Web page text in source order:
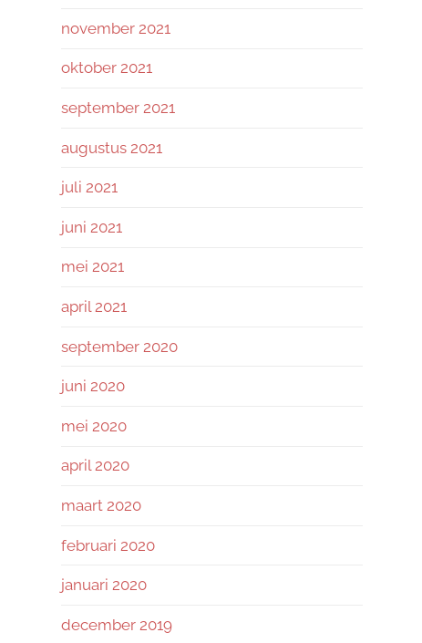
november 2021
oktober 2021
september 2021
augustus 2021
juli 2021
juni 2021
mei 2021
april 2021
september 2020
juni 2020
mei 2020
april 2020
maart 2020
februari 2020
januari 2020
december 2019